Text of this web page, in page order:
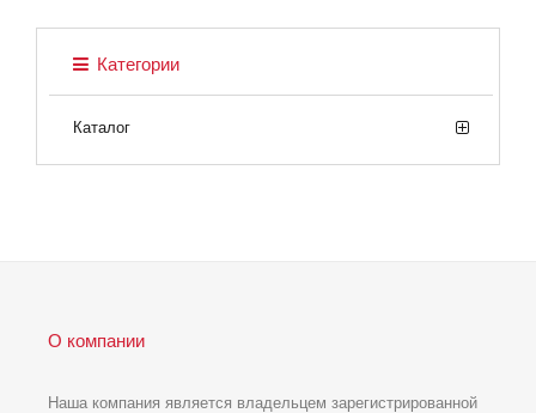
Категории
Каталог
О компании
Наша компания является владельцем зарегистрированной